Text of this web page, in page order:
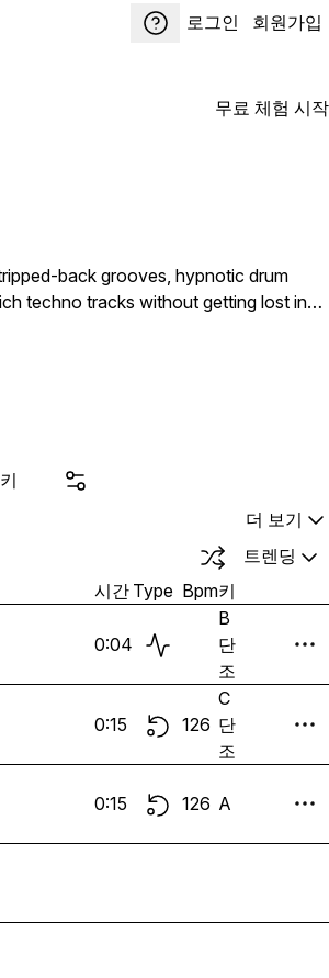
로그인 회원가입
무료 체험 시작
back grooves, hypnotic drum
techno tracks without getting lost in
underground identity.
키
더 보기
트렌딩
시간 Type Bpm키
0:04
B
단
조
0:15 126
C
단
조
0:15 126 A